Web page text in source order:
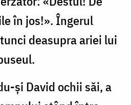
în jos!». Îngerul
deasupra ariei lui
şi David ochii săi, a